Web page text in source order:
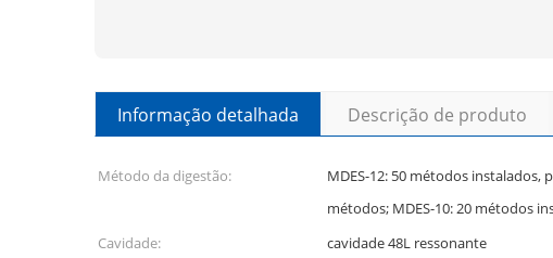
Informação detalhada Descrição de produto
Método da digestão:
MDES-12: 50 métodos instalados,
métodos; MDES-10: 20
Cavidade:
cavidade 48L ressonante